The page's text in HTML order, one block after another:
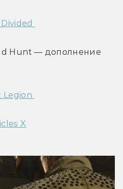
Hunt — дополнение
Legion
X